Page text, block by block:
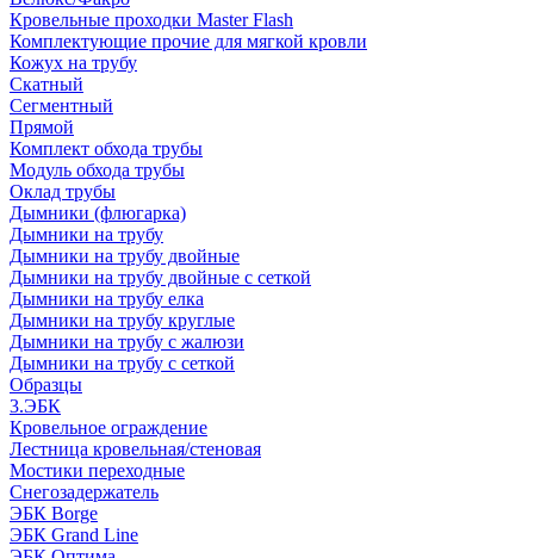
Кровельные проходки Master Flash
Комплектующие прочие для мягкой кровли
Кожух на трубу
Скатный
Сегментный
Прямой
Комплект обхода трубы
Модуль обхода трубы
Оклад трубы
Дымники (флюгарка)
Дымники на трубу
Дымники на трубу двoйные
Дымники на трубу двoйные с сеткой
Дымники на трубу елка
Дымники на трубу круглые
Дымники на трубу с жалюзи
Дымники на трубу с сеткой
Образцы
3.ЭБК
Кровельное ограждение
Лестница кровельная/стеновая
Мостики переходные
Снегозадержатель
ЭБК Borge
ЭБК Grand Line